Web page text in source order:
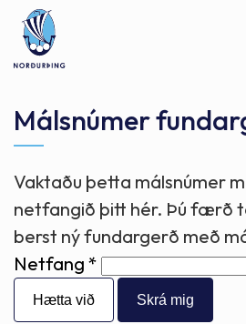
Leita
Málsnúmer
Vaktaðu þetta málsnúmer
netfangið þitt hér. Þú færð
berst ný fundargerð með
Netfang
Hætta við